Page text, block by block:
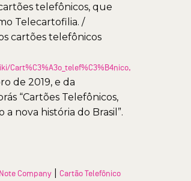
telefônicos, que
Telecartofilia. /
cartões telefônicos
Cart%C3%A3o_telef%C3%B4nico,
de 2019, e da
“Cartões Telefônicos,
nova história do Brasil”.
Company |Cartão Telefônico